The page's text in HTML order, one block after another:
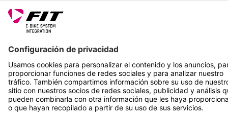
SÍGUENOS EN
*Precio de venta recomendado incl. IVA más gastos de envío